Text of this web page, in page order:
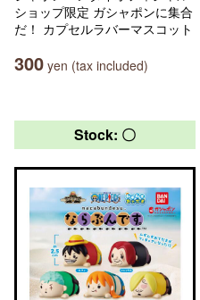
ショップ限定 ガシャポンに集合
だ！ カプセルラバーマスコット
300 yen (tax included)
Stock: 〇